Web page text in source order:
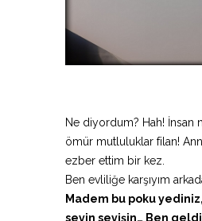
Ne diyordum? Hah! İnsan
ömür mutluluklar filan!
ezber ettim bir kez.
Ben evliliğe karşıyım
Madem bu poku
sevin sevişin… Ben